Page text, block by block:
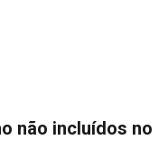
não incluídos no